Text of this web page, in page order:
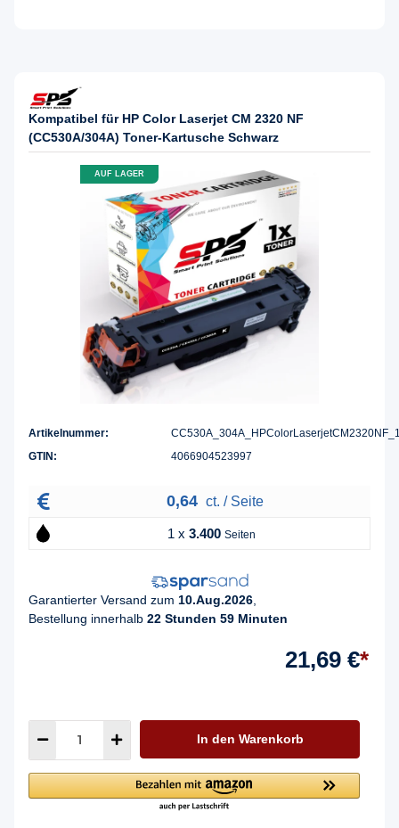
Kompatibel für HP Color Laserjet CM 2320 NF
(CC530A/304A) Toner-Kartusche Schwarz
AUF LAGER
Artikelnummer:
GTIN:
4066904523997
0,64 ct. / Seite
1 x 3.400 Seiten
Garantierter Versand zum 10.Aug.2026
Bestellung innerhalb 22 Stunden 59 Minuten
21,69 €*
In den Warenkorb